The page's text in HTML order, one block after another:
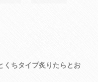
くちタイプ炙りたらとお